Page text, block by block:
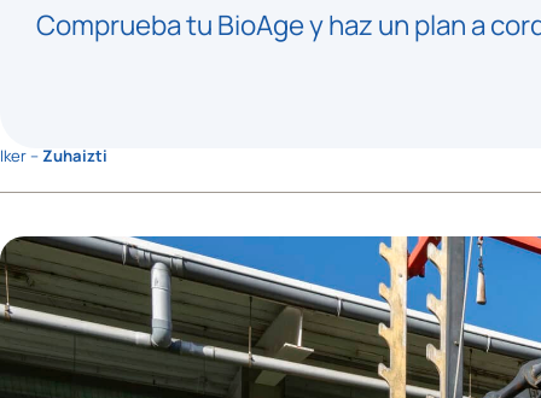
Comprueba tu BioAge y haz un plan a
Iker –Zuhaizti